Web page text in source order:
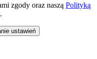
zgody oraz naszą Polityką
ustawień